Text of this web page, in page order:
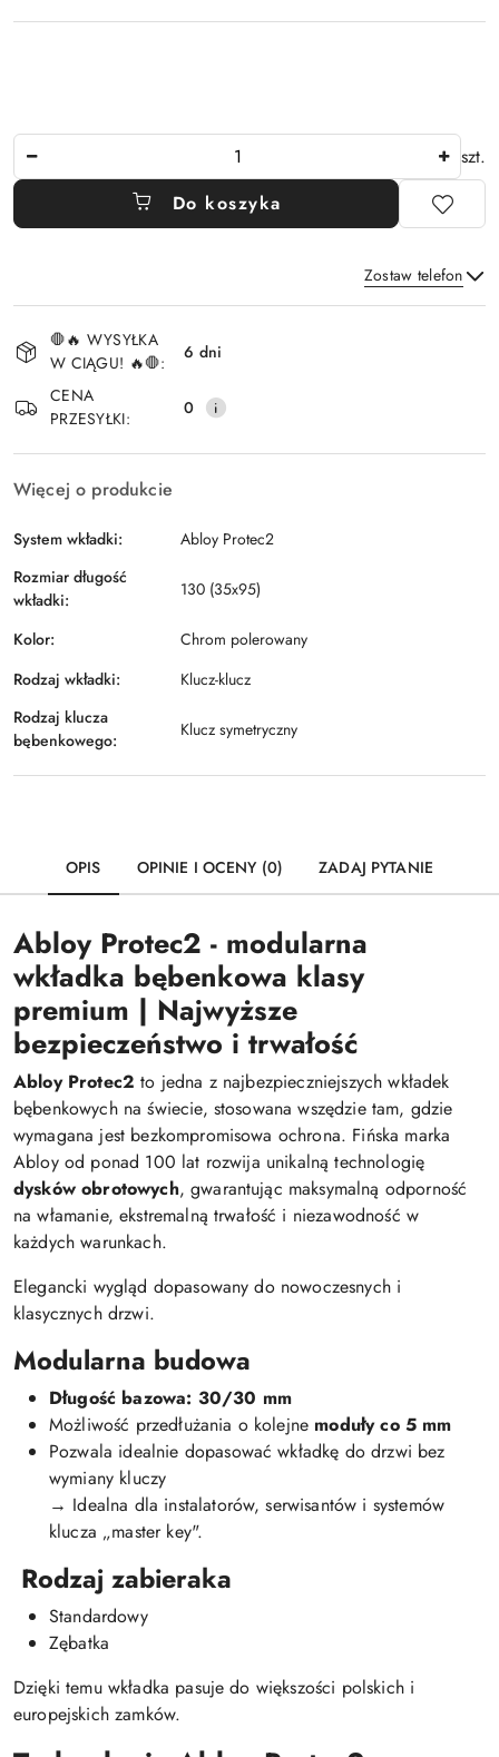
szt.
Do koszyka
Zostaw telefon
i
dostawa
🛑🔥 WYSYŁKA
W CIĄGU! 🔥🛑:
6 dni
CENA
PRZESYŁKI:
0
Więcej o produkcie
System wkładki:
Abloy Protec2
Rozmiar długość
wkładki:
130 (35x95)
Kolor:
Chrom polerowany
Rodzaj wkładki:
Klucz-klucz
Rodzaj klucza
bębenkowego:
Klucz symetryczny
OPIS OPINIE I OCENY (0) ZADAJ PYTANIE
Abloy Protec2 - modularna
wkładka bębenkowa klasy
premium | Najwyższe
bezpieczeństwo i trwałość
Abloy Protec2 to jedna z najbezpieczniejszych wkładek
bębenkowych na świecie, stosowana wszędzie tam, gdzie
wymagana jest bezkompromisowa ochrona. Fińska marka
Abloy od ponad 100 lat rozwija unikalną technologię
dysków obrotowych, gwarantując maksymalną odporność
na włamanie, ekstremalną trwałość i niezawodność w
każdych warunkach.
Elegancki wygląd dopasowany do nowoczesnych i
klasycznych drzwi.
Modularna budowa
Długość bazowa: 30/30 mm
Możliwość przedłużania o kolejne moduły co 5 mm
Pozwala idealnie dopasować wkładkę do drzwi bez
wymiany kluczy
→ Idealna dla instalatorów, serwisantów i systemów
klucza „master key".
Rodzaj zabieraka
Standardowy
Zębatka
Dzięki temu wkładka pasuje do większości polskich i
europejskich zamków.